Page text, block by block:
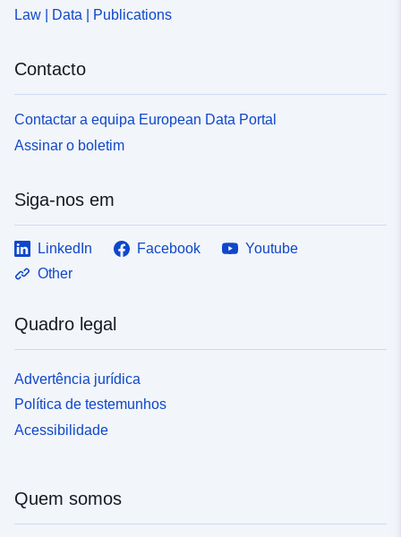
Law | Data | Publications
Contacto
Contactar a equipa European Data Portal
Assinar o boletim
Siga-nos em
LinkedIn Facebook
Youtube
Other
Quadro legal
Advertência jurídica
Política de testemunhos
Acessibilidade
Quem somos